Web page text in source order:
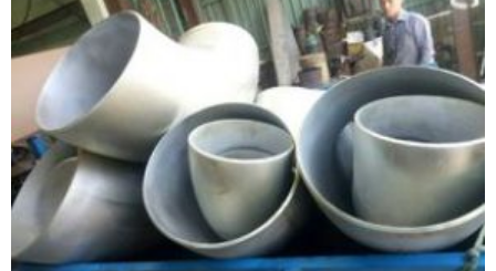
ĐĂNG KÝ TƯ VẤN MIỄN PHÍ